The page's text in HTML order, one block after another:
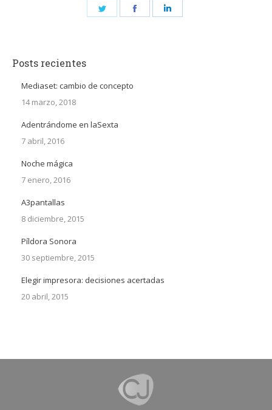
Share
Share
Posts recientes
Mediaset: cambio de concepto
14 marzo, 2018
Adentrándome en laSexta
7 abril, 2016
Noche mágica
7 enero, 2016
A3pantallas
8 diciembre, 2015
Píldora Sonora
30 septiembre, 2015
Elegir impresora: decisiones acertadas
20 abril, 2015